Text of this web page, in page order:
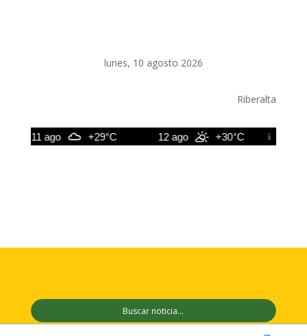
lunes, 10 agosto 2026
Riberalta
11 ago +29°C 12 ago +30°C